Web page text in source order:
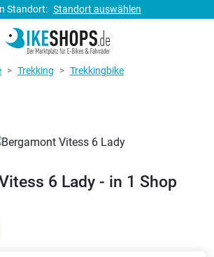
Standort: Standort auswählen
Trekking Trekkingbike
6 Lady - in 1 Shop